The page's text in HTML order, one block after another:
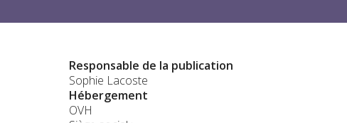
Responsable de la publication
Sophie Lacoste
Hébergement
OVH